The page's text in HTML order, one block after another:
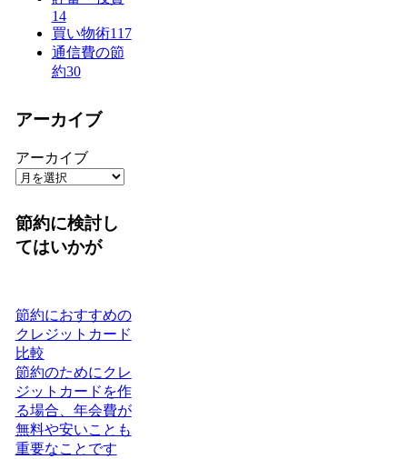
14
買い物術117
通信費の節
約30
アーカイブ
アーカイブ
節約に検討し
てはいかが
節約におすすめの
クレジットカード
比較
節約のためにクレ
ジットカードを作
る場合、年会費が
無料や安いことも
重要なことです